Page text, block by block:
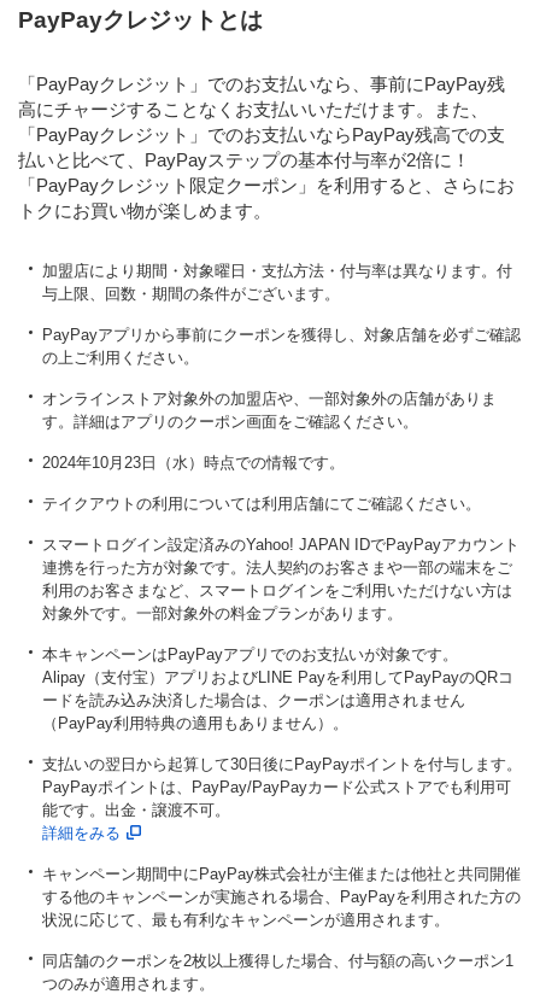
PayPayクレジットとは
「PayPayクレジット」でのお支払いなら、事前にPayPay残
高にチャージすることなくお支払いいただけます。また、
「PayPayクレジット」でのお支払いならPayPay残高での支
払いと比べて、PayPayステップの基本付与率が2倍に！
「PayPayクレジット限定クーポン」を利用すると、さらにお
トクにお買い物が楽しめます。
加盟店により期間・対象曜日・支払方法・付与率は異なります。付
与上限、回数・期間の条件がございます。
PayPayアプリから事前にクーポンを獲得し、対象店舗を必ずご確認
の上ご利用ください。
オンラインストア対象外の加盟店や、一部対象外の店舗がありま
す。詳細はアプリのクーポン画面をご確認ください。
2024年10月23日（水）時点での情報です。
テイクアウトの利用については利用店舗にてご確認ください。
スマートログイン設定済みのYahoo! JAPAN IDでPayPayアカウント
連携を行った方が対象です。法人契約のお客さまや一部の端末をご
利用のお客さまなど、スマートログインをご利用いただけない方は
対象外です。一部対象外の料金プランがあります。
本キャンペーンはPayPayアプリでのお支払いが対象です。
Alipay（支付宝）アプリおよびLINE Payを利用してPayPayのQRコ
ードを読み込み決済した場合は、クーポンは適用されません
（PayPay利用特典の適用もありません）。
支払いの翌日から起算して30日後にPayPayポイントを付与します。
PayPayポイントは、PayPay/PayPayカード公式ストアでも利用可
能です。出金・譲渡不可。
詳細をみる
キャンペーン期間中にPayPay株式会社が主催または他社と共同開催
する他のキャンペーンが実施される場合、PayPayを利用された方の
状況に応じて、最も有利なキャンペーンが適用されます。
同店舗のクーポンを2枚以上獲得した場合、付与額の高いクーポン1
つのみが適用されます。